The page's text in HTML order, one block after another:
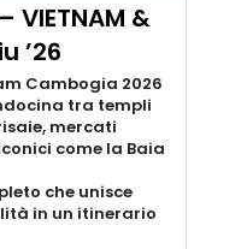
VIETNAM &
’26
Cambogia 2026
tra templi
mercati
come la Baia
che unisce
in un itinerario